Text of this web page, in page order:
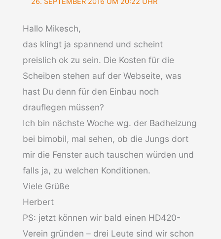
Hallo Mikesch,
das klingt ja spannend und scheint
preislich ok zu sein. Die Kosten für die
Scheiben stehen auf der Webseite, was
hast Du denn für den Einbau noch
drauflegen müssen?
Ich bin nächste Woche wg. der Badheizung
bei bimobil, mal sehen, ob die Jungs dort
mir die Fenster auch tauschen würden und
falls ja, zu welchen Konditionen.
Viele Grüße
Herbert
PS: jetzt können wir bald einen HD420-
Verein gründen – drei Leute sind wir schon